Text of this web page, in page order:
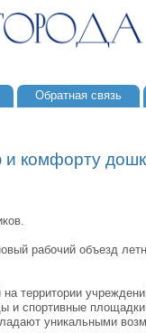
Обратная связь
комфорту
рабочий объезд
территории
и спортивные
уникальными